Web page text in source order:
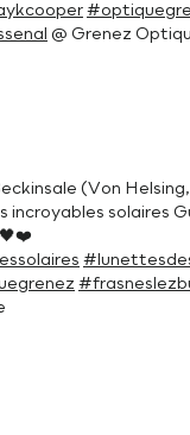
@ Grenez
(Von
solaires
🖤❤️